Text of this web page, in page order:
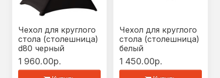
Чехол для круглого
стола (столешница)
d80 черный
1 960.00р.
Чехол для круглого
стола (столешница)
белый
1 450.00р.